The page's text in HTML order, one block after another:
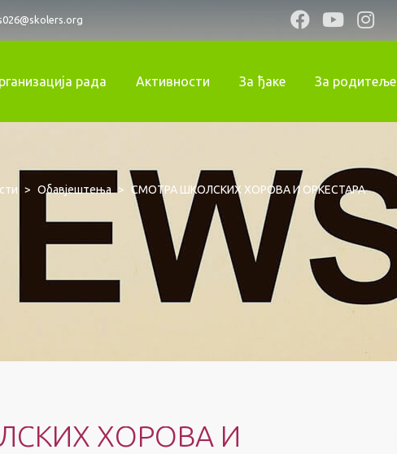
рада Активности За ђаке За родитеље
> Обавјештења > СМОТРА ШКОЛСКИХ ХОРОВА И ОРКЕСТАРА
ХОРОВА И